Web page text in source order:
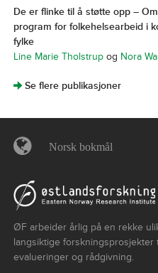
De er flinke til å støtte opp –
program for folkehelsearbeid i
fylke
Line Marie Tholstrupog Nora
]Se flere publikasjoner
Norsk bokmål
ØF arbeider årlig på en rekke
langsiktige
evalueringer og rådgivning.